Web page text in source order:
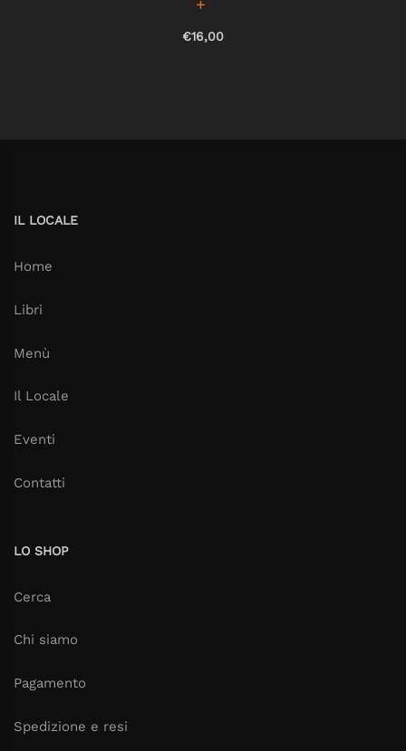
€16,00
IL LOCALE
Home
Libri
Menù
Il Locale
Eventi
Contatti
LO SHOP
Cerca
Chi siamo
Pagamento
Spedizione e resi